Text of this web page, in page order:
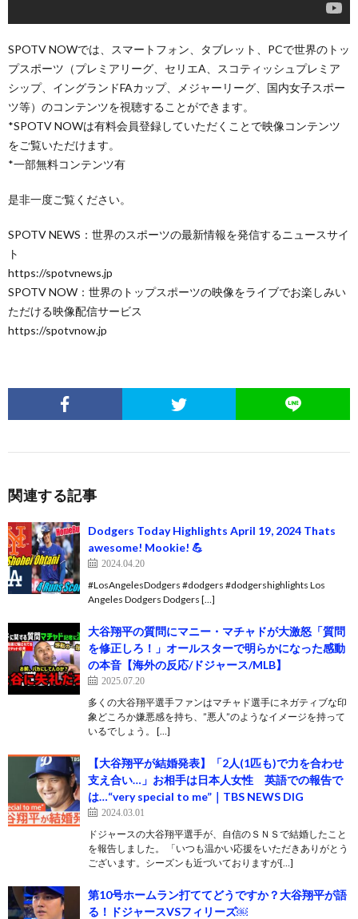
SPOTV NOWでは、スマートフォン、タブレット、PCで世界のトッ
プスポーツ（プレミアリーグ、セリエA、スコティッシュプレミア
シップ、イングランドFAカップ、メジャーリーグ、国内女子スポー
ツ等）のコンテンツを視聴することができます。
*SPOTV NOWは有料会員登録していただくことで映像コンテンツ
をご覧いただけます。
*一部無料コンテンツ有
是非一度ご覧ください。
SPOTV NEWS：世界のスポーツの最新情報を発信するニュースサイ
ト
https://spotvnews.jp
SPOTV NOW：世界のトップスポーツの映像をライブでお楽しみい
ただける映像配信サービス
https://spotvnow.jp
関連する記事
Dodgers Today Highlights April 19, 2024 Thats
awesome! Mookie! 💪
2024.04.20
#LosAngelesDodgers #dodgers #dodgershighlights Los
Angeles Dodgers Dodgers […]
大谷翔平の質問にマニー・マチャドが大激怒「質問
を修正しろ！」オールスターで明らかになった感動
の本音【海外の反応/ドジャース/MLB】
2025.07.20
多くの大谷翔平選手ファンはマチャド選手にネガティブな印
象どころか嫌悪感を持ち、”悪人”のようなイメージを持って
いるでしょう。 […]
【大谷翔平が結婚発表】「2人(1匹も)で力を合わせ
支え合い…」お相手は日本人女性 英語での報告で
は…“very special to me”｜TBS NEWS DIG
2024.03.01
ドジャースの大谷翔平選手が、自信のＳＮＳで結婚したこと
を報告しました。 「いつも温かい応援をいただきありがとう
ございます。シーズンも近づいておりますが[…]
第10号ホームラン打ててどうですか？大谷翔平が語
る！ドジャースVSフィリーズ￼